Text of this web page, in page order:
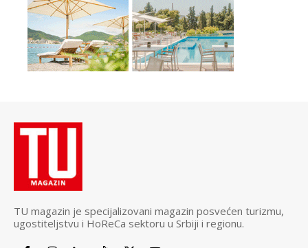
TU magazin je specijalizovani magazin posvećen turizmu,
ugostiteljstvu i HoReCa sektoru u Srbiji i regionu.